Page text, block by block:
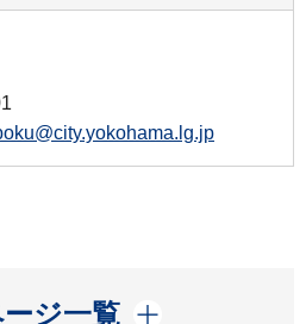
ジ一覧
開く